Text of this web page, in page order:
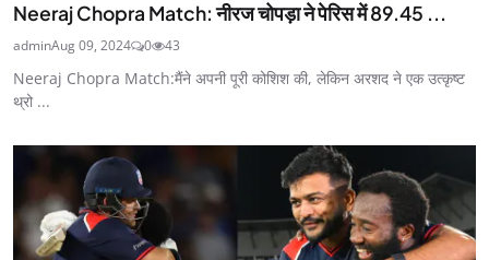
Neeraj Chopra Match: नीरज चोपड़ा ने पेरिस में 89.45 ...
adminAug 09, 2024 0 43
Neeraj Chopra Match:मैंने अपनी पूरी कोशिश की, लेकिन अरशद ने एक उत्कृष्ट
थ्रो ...